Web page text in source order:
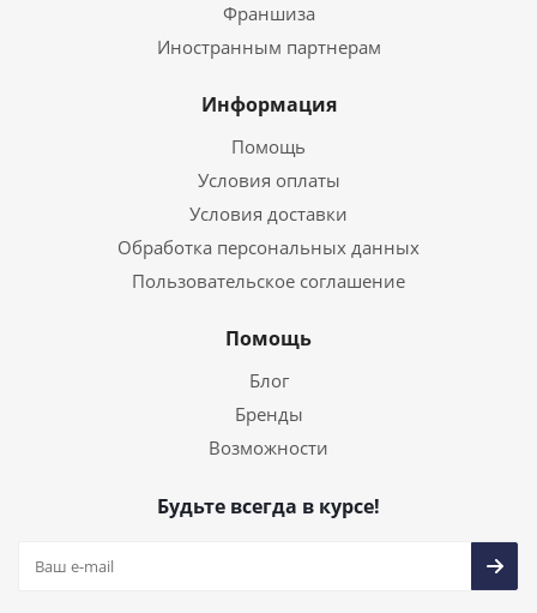
Франшиза
Иностранным партнерам
Информация
Помощь
Условия оплаты
Условия доставки
Обработка персональных данных
Пользовательское соглашение
Помощь
Блог
Бренды
Возможности
Будьте всегда в курсе!